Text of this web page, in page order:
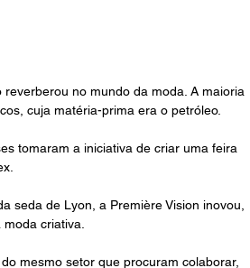
no mundo da moda. A maioria
cuja matéria-prima era o petróleo.
tomaram a iniciativa de criar uma feira
seda de Lyon, a Première Vision inovou,
criativa.
mesmo setor que procuram colaborar,